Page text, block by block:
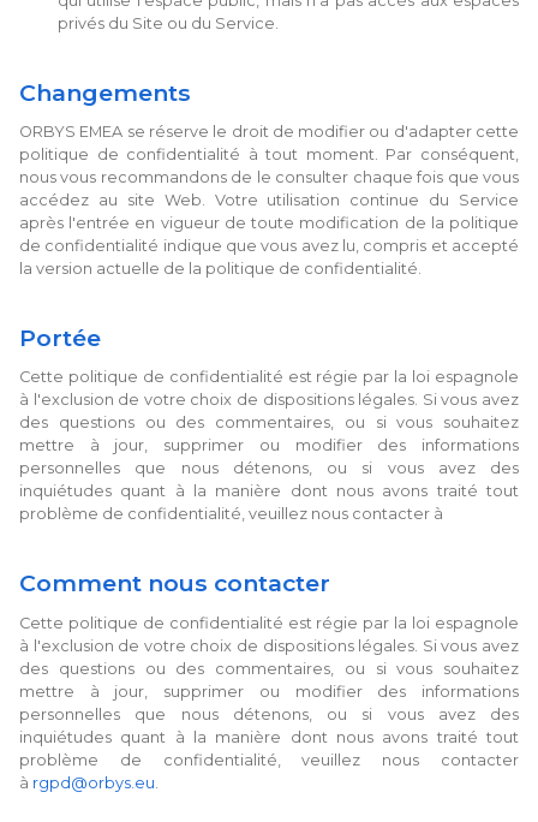
privés du Site ou du Service.
Changements
ORBYS EMEA se réserve le droit de modifier ou d'adapter cette
politique de confidentialité à tout moment. Par conséquent,
nous vous recommandons de le consulter chaque fois que vous
accédez au site Web. Votre utilisation continue du Service
après l'entrée en vigueur de toute modification de la politique
de confidentialité indique que vous avez lu, compris et accepté
la version actuelle de la politique de confidentialité.
Portée
Cette politique de confidentialité est régie par la loi espagnole
à l'exclusion de votre choix de dispositions légales. Si vous avez
des questions ou des commentaires, ou si vous souhaitez
mettre à jour, supprimer ou modifier des informations
personnelles que nous détenons, ou si vous avez des
inquiétudes quant à la manière dont nous avons traité tout
problème de confidentialité, veuillez nous contacter à
Comment nous contacter
Cette politique de confidentialité est régie par la loi espagnole
à l'exclusion de votre choix de dispositions légales. Si vous avez
des questions ou des commentaires, ou si vous souhaitez
mettre à jour, supprimer ou modifier des informations
personnelles que nous détenons, ou si vous avez des
inquiétudes quant à la manière dont nous avons traité tout
problème de confidentialité, veuillez nous contacter
à rgpd@orbys.eu